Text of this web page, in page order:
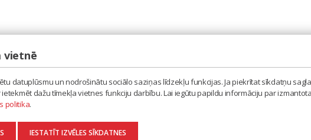
TEL. 67605023, MOB. 20398873, E-PASTS:
vietnē
datuplūsmu un nodrošinātu sociālo saziņas līdzekļu funkcijas. Ja piekrītat sīkdatņu
dažu tīmekļa vietnes funkciju darbību. Lai iegūtu papildu informāciju par
politika.
IESTATĪT IZVĒLES SĪKDATNES